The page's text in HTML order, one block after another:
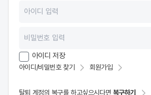
아이디 저장
아이디/비밀번호 찾기 회원가입
탈퇴 계정의 복구를 하고싶으시다면 복구하기